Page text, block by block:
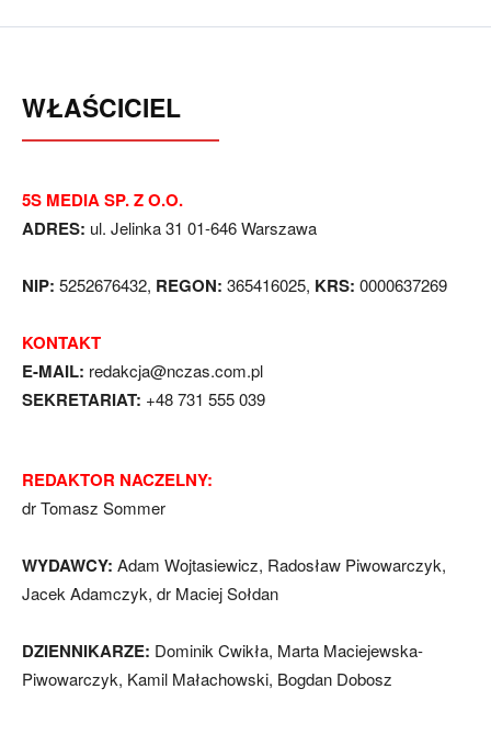
WŁAŚCICIEL
5S MEDIA SP. Z O.O.
ADRES: ul. Jelinka 31 01-646 Warszawa
NIP: 5252676432, REGON: 365416025, KRS: 0000637269
KONTAKT
E-MAIL: redakcja@nczas.com.pl
SEKRETARIAT: +48 731 555 039
REDAKTOR NACZELNY:
dr Tomasz Sommer
WYDAWCY: Adam Wojtasiewicz, Radosław Piwowarczyk,
Jacek Adamczyk, dr Maciej Sołdan
DZIENNIKARZE: Dominik Cwikła, Marta Maciejewska-
Piwowarczyk, Kamil Małachowski, Bogdan Dobosz